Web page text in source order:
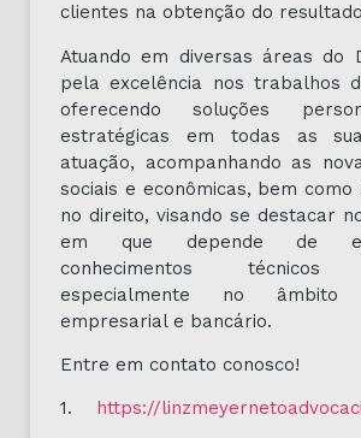
clientes na obtenção do
Atuando em diversas áreas do
pela excelência nos trabalhos
oferecendo soluções
estratégicas em todas as
atuação, acompanhando as
sociais e econômicas, bem como
no direito, visando se destacar
em que depende de
conhecimentos técnicos
especialmente no
empresarial e bancário.
Entre em contato conosco!
1. https://